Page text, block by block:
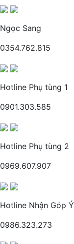
Ngọc Sang
0354.762.815
Hotline Phụ tùng 1
0901.303.585
Hotline Phụ tùng 2
0969.607.907
Hotline Nhận Góp Ý
0986.323.273